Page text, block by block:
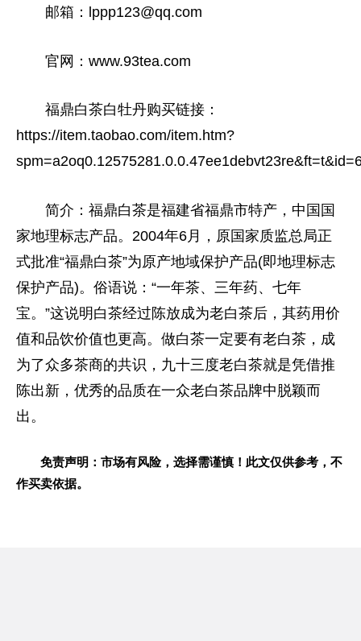
邮箱：lppp123@qq.com
官网：www.93tea.com
福鼎白茶白牡丹购买链接：
https://item.taobao.com/item.htm?
简介：福鼎白茶是福建省福鼎市特产，中国 国
家地理标志产品。2004年6月，原 国家质监总局正
式批准“福鼎白茶”为原产地域保护产品(即地理标志
保护产品)。俗语说：“一年茶、三年药、七年
宝。”这说明白茶经过陈放成为老白茶后，其药用价
值和品饮价值也更高。做白茶一定要有老白茶，成
为了众多茶商的共识，九十三度老白茶就是凭借推
陈出新，优秀的品质在一众老白茶品牌中脱颖而
出。
免责声明：市场有风险，选择需谨慎！此文仅供参考，不
作买卖依据。